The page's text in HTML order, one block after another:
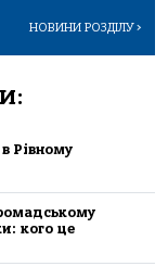
НОВИНИ РОЗДІЛУ>
Рівному
кого це